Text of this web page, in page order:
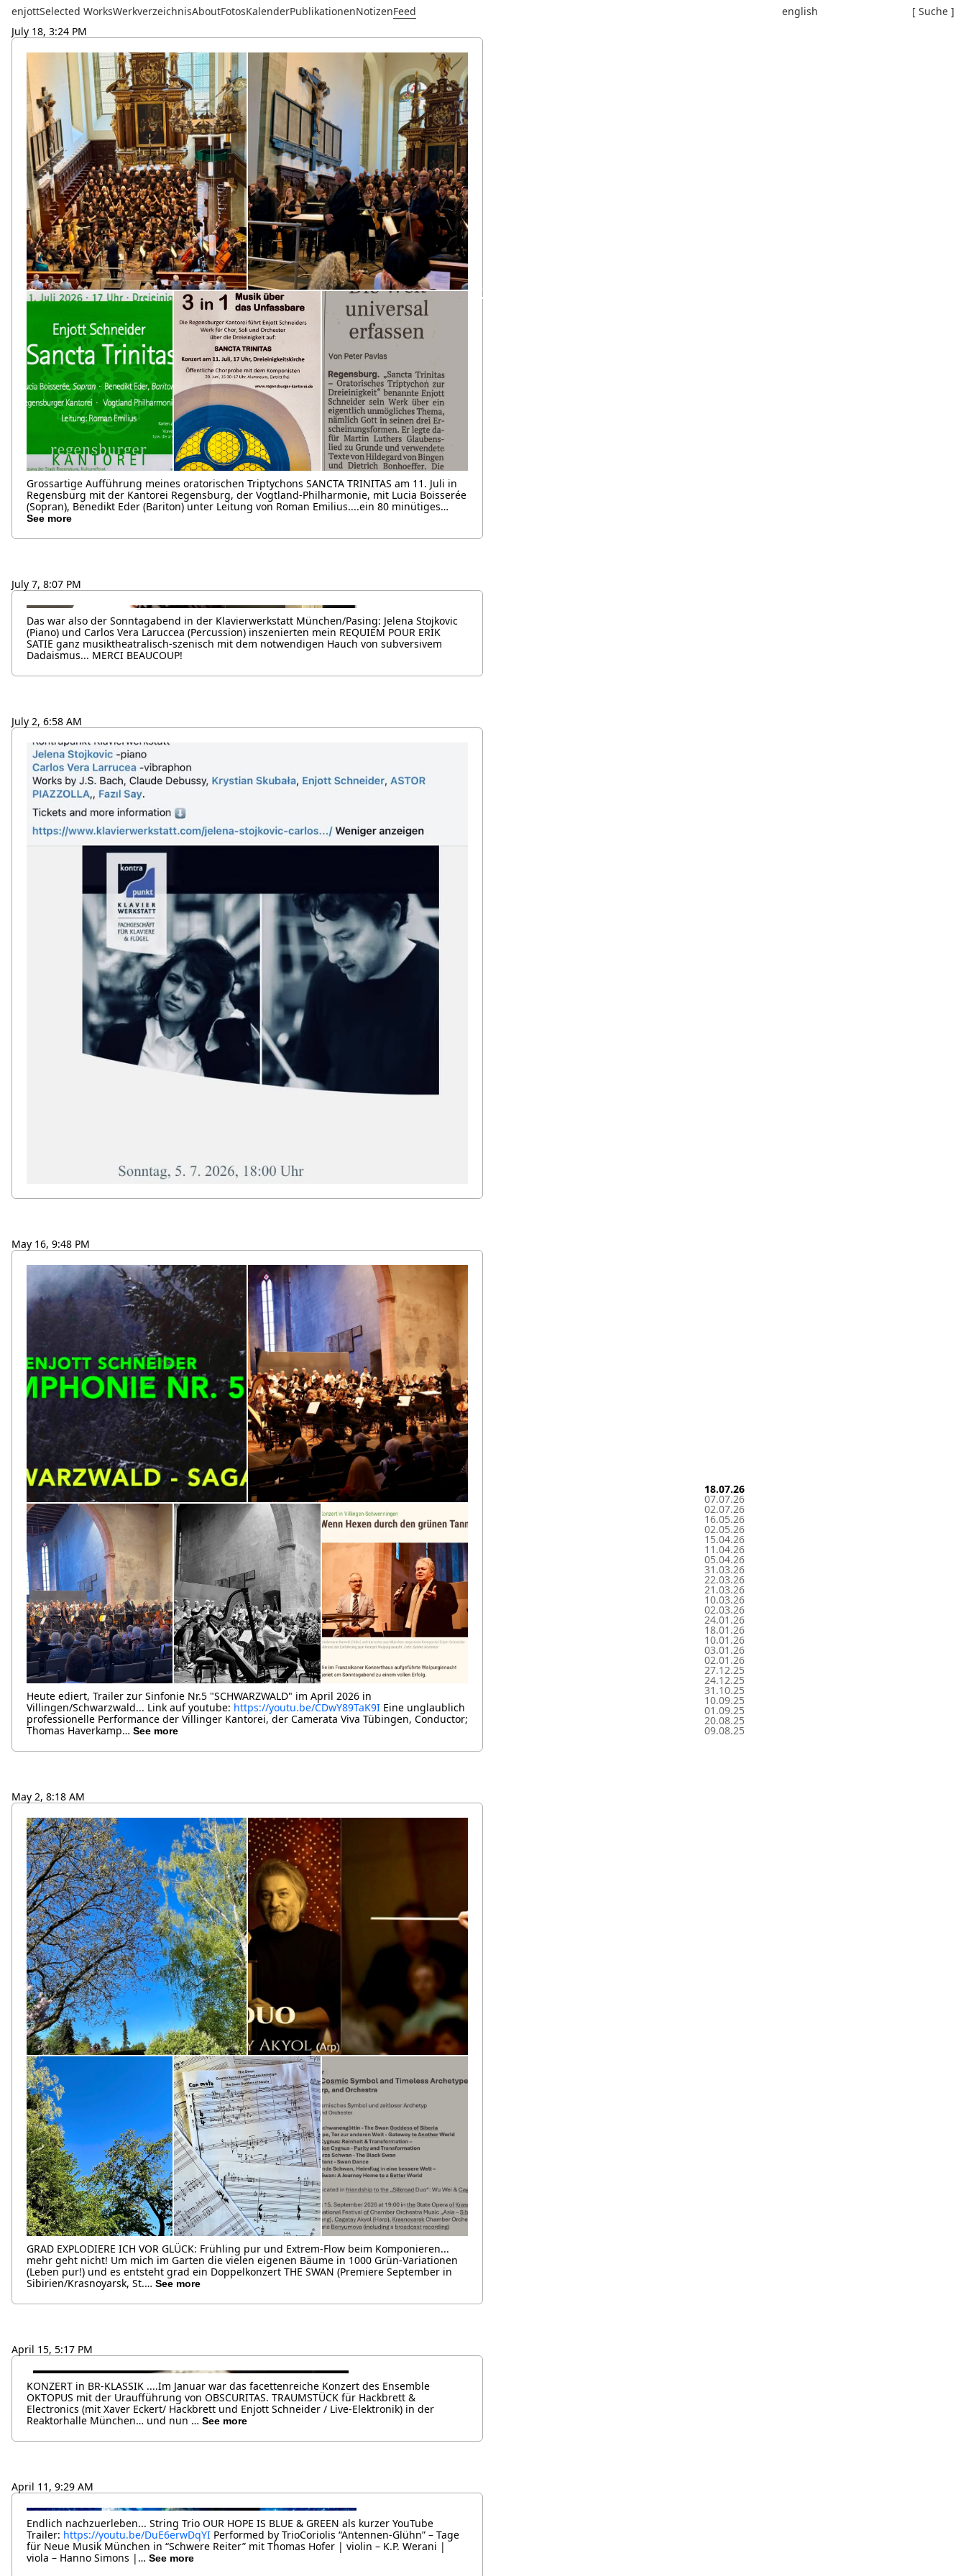
enjottSelected WorksWerkverzeichnisAboutFotosKalenderPublikationenNotizenFeed english
[ Suche ]
July 18, 3:24 PM
Grossartige Aufführung meines oratorischen Triptychons SANCTA TRINITAS am 11. Juli in
Regensburg mit der Kantorei Regensburg, der Vogtland-Philharmonie, mit Lucia Boisserée
(Sopran), Benedikt Eder (Bariton) unter Leitung von Roman Emilius....ein 80 minütiges…
See more
+5
July 7, 8:07 PM
Das war also der Sonntagabend in der Klavierwerkstatt München/Pasing: Jelena Stojkovic
(Piano) und Carlos Vera Laruccea (Percussion) inszenierten mein REQUIEM POUR ERIK
SATIE ganz musiktheatralisch-szenisch mit dem notwendigen Hauch von subversivem
Dadaismus... MERCI BEAUCOUP!
July 2, 6:58 AM
May 16, 9:48 PM
Heute ediert, Trailer zur Sinfonie Nr.5 "SCHWARZWALD" im April 2026 in
Villingen/Schwarzwald... Link auf youtube: https://youtu.be/CDwY89TaK9I Eine unglaublich
professionelle Performance der Villinger Kantorei, der Camerata Viva Tübingen, Conductor;
Thomas Haverkamp… See more
May 2, 8:18 AM
GRAD EXPLODIERE ICH VOR GLÜCK: Frühling pur und Extrem-Flow beim Komponieren...
mehr geht nicht! Um mich im Garten die vielen eigenen Bäume in 1000 Grün-Variationen
(Leben pur!) und es entsteht grad ein Doppelkonzert THE SWAN (Premiere September in
Sibirien/Krasnoyarsk, St.… See more
+1
April 15, 5:17 PM
KONZERT in BR-KLASSIK ....Im Januar war das facettenreiche Konzert des Ensemble
OKTOPUS mit der Uraufführung von OBSCURITAS. TRAUMSTÜCK für Hackbrett &
Electronics (mit Xaver Eckert/ Hackbrett und Enjott Schneider / Live-Elektronik) in der
Reaktorhalle München… und nun … See more
April 11, 9:29 AM
Endlich nachzuerleben... String Trio OUR HOPE IS BLUE & GREEN als kurzer YouTube
Trailer: https://youtu.be/DuE6erwDqYI Performed by TrioCoriolis “Antennen-Glühn” – Tage
für Neue Musik München in “Schwere Reiter” mit Thomas Hofer | violin – K.P. Werani |
viola – Hanno Simons |… See more
18.07.26
07.07.26
02.07.26
16.05.26
02.05.26
15.04.26
11.04.26
05.04.26
31.03.26
22.03.26
21.03.26
10.03.26
02.03.26
24.01.26
18.01.26
10.01.26
03.01.26
02.01.26
27.12.25
24.12.25
31.10.25
10.09.25
01.09.25
20.08.25
09.08.25